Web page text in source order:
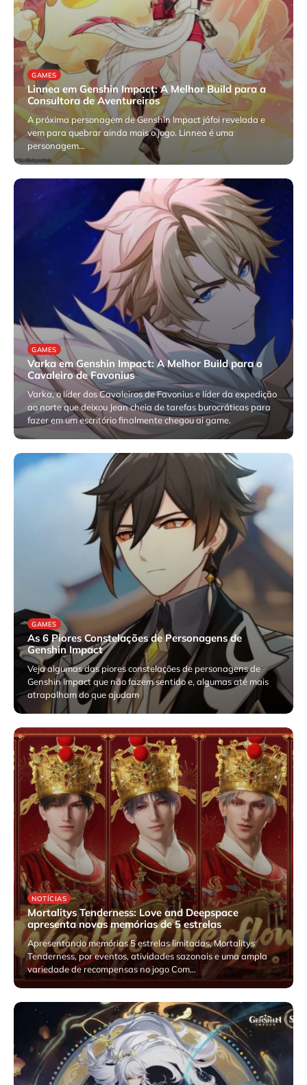
GAMES
Linnea em Genshin Impact: A Melhor Build para a
Consultora de Aventureiros
A próxima personagem de Genshin Impact jáfoi revelada e
vem para quebrar ainda mais o jogo. Linnea é uma
personagem…
abril 6, 2026
GAMES
Varka em Genshin Impact: A Melhor Build para o
Cavaleiro de Favonius
Varka, o líder dos Cavaleiros de Favonius e líder da expedição
ao norte que deixou Jean cheia de tarefas burocráticas para
fazer em um escritório finalmente chegou ai game.
fevereiro 23, 2026
GAMES
As 6 Piores Constelações de Personagens de
Genshin Impact
Veja algumas das piores constelações de personagens de
Genshin Impact que não fazem sentido e, algumas até mais
atrapalham do que ajudam
fevereiro 13, 2026
NOTÍCIAS
Mortalitys Tenderness: Love and Deepspace
apresenta novas memórias de 5 estrelas
Apresentando memórias 5 estrelas limitadas, Mortalitys
Tenderness, por eventos, atividades sazonais e uma ampla
variedade de recompensas no jogo Com…
fevereiro 10, 2026